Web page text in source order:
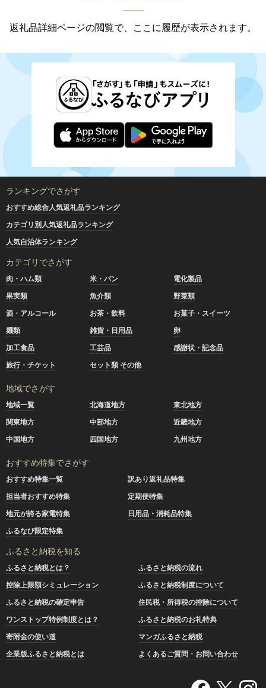
返礼品詳細ページの閲覧で、ここに履歴が表示されます。
ランキングでさがす
おすすめ総合人気返礼品ランキング
カテゴリ別人気返礼品ランキング
人気自治体ランキング
カテゴリでさがす
肉・ハム類 米・パン
電化製品
果実類
魚介類
野菜類
酒・アルコール
お茶・飲料
お菓子・スイーツ
麺類
雑貨・日用品
卵
加工食品
工芸品
感謝状・記念品
旅行・チケット
セット類 その他
地域でさがす
地域一覧 北海道地方
東北地方
関東地方
中部地方
近畿地方
中国地方
四国地方 九州地方
おすすめ特集でさがす
おすすめ特集一覧
訳あり返礼品特集
担当者おすすめ特集
定期便特集
地元が誇る家電特集
日用品・消耗品特集
ふるなび限定特集
ふるさと納税を知る
ふるさと納税とは？
ふるさと納税の流れ
控除上限額シミュレーション
ふるさと納税制度について
ふるさと納税の確定申告
住民税・所得税の控除について
ワンストップ特例制度とは？
ふるさと納税のお礼特典
寄附金の使い道
マンガふるさと納税
企業版ふるさと納税とは
よくあるご質問・お問い合わせ